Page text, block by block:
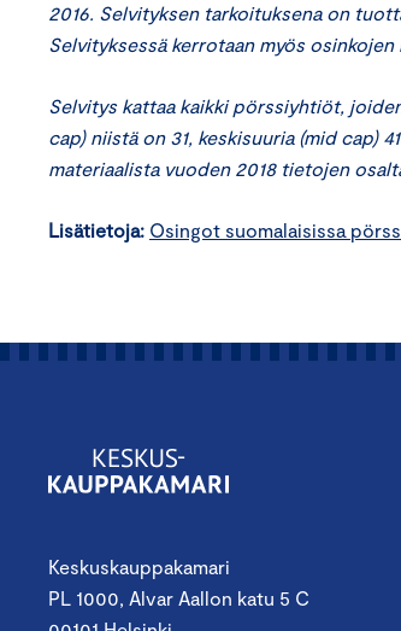
2016. Selvityksen tarkoituksena on
Selvityksessä kerrotaan myös
Selvitys kattaa kaikki pörssiyhtiöt,
cap) niistä on 31, keskisuuria (mid cap)
materiaalista vuoden 2018 tietojen
Lisätietoja: Osingot suomalaisissa
Keskuskauppakamari
PL 1000, Alvar Aallon katu 5 C